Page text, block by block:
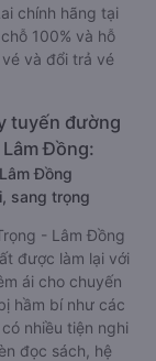
chính hãng tại
100% và hỗ
và đổi trả vé
tuyến đường
Đồng:
Đồng
sang trọng
- Lâm Đồng
được làm lại với
ái cho chuyến
hầm bí như các
nhiều tiện nghi
đọc sách, hệ